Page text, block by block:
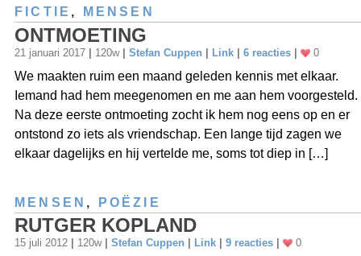
FICTIE , MENSEN
ONTMOETING
21 januari 2017 | 120w | Stefan Cuppen | Link | 6 reacties | 0
We maakten ruim een maand geleden kennis met elkaar.
Iemand had hem meegenomen en me aan hem voorgesteld.
Na deze eerste ontmoeting zocht ik hem nog eens op en er
ontstond zo iets als vriendschap. Een lange tijd zagen we
elkaar dagelijks en hij vertelde me, soms tot diep in […]
MENSEN , POËZIE
RUTGER KOPLAND
15 juli 2012 | 120w | Stefan Cuppen | Link | 9 reacties | 0